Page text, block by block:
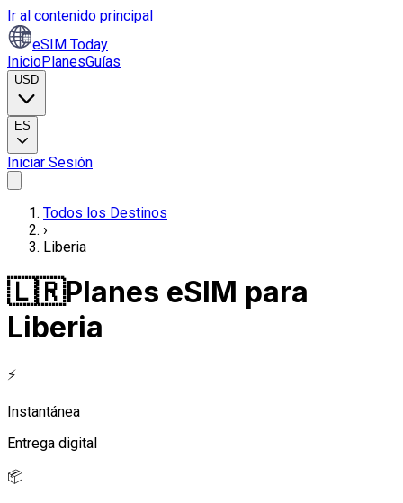
Ir al contenido principal
eSIM Today
InicioPlanesGuías
USD
ES
Iniciar Sesión
Todos los Destinos
›
Liberia
🇱🇷Planes eSIM para
Liberia
⚡
Instantánea
Entrega digital
📦